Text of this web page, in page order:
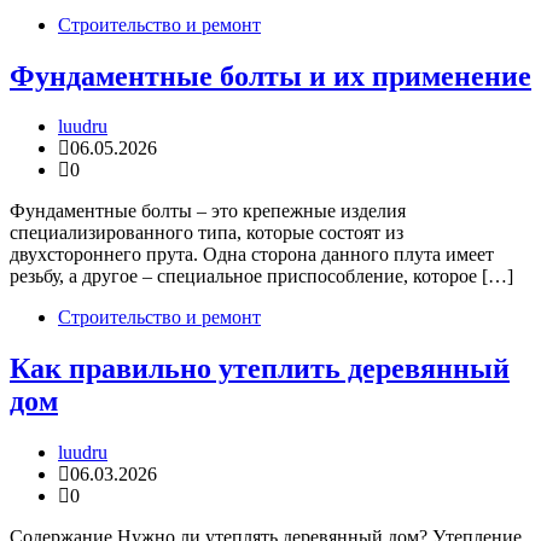
Строительство и ремонт
Фундаментные болты и их применение
luudru
06.05.2026
0
Фундаментные болты – это крепежные изделия
специализированного типа, которые состоят из
двухстороннего прута. Одна сторона данного плута имеет
резьбу, а другое – специальное приспособление, которое […]
Строительство и ремонт
Как правильно утеплить деревянный
дом
luudru
06.03.2026
0